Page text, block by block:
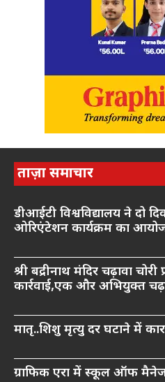
ताज़ा समाचार
डीआईटी विश्वविद्यालय ने दो
ओरिएंटेशन कार्यक्रम का
श्री बद्रीनाथ मंदिर चढ़ावा
कार्रवाई,एक और अभियुक्त
मातृ..शिशु मृत्यु दर घटाने में
ग्राफिक एरा में स्कूल ऑफ